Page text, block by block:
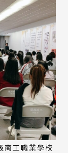
商工職業學校